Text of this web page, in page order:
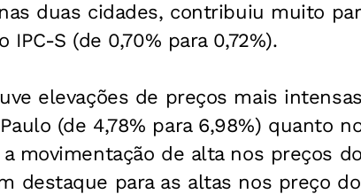
duas cidades, contribuiu muito
S (de 0,70% para 0,72%).
elevações de preços mais
(de 4,78% para 6,98%) quanto
a movimentação de alta nos preços
destaque para as altas nos preço